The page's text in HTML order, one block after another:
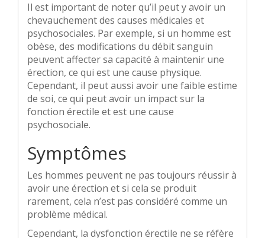
Il est important de noter qu’il peut y avoir un
chevauchement des causes médicales et
psychosociales. Par exemple, si un homme est
obèse, des modifications du débit sanguin
peuvent affecter sa capacité à maintenir une
érection, ce qui est une cause physique.
Cependant, il peut aussi avoir une faible estime
de soi, ce qui peut avoir un impact sur la
fonction érectile et est une cause
psychosociale.
Symptômes
Les hommes peuvent ne pas toujours réussir à
avoir une érection et si cela se produit
rarement, cela n’est pas considéré comme un
problème médical.
Cependant, la dysfonction érectile ne se réfère